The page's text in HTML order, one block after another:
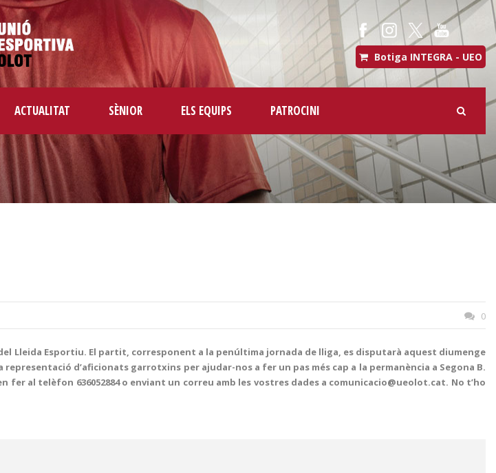
Botiga INTEGRA - UEO
ACTUALITAT SÈNIOR ELS EQUIPS PATROCINI
0
Lleida Esportiu. El partit, corresponent a la penúltima jornada de lliga, es disputarà aquest diumenge
d’aficionats garrotxins per ajudar-nos a fer un pas més cap a la permanència a Segona B.
fer al telèfon 636052884 o enviant un correu amb les vostres dades a comunicacio@ueolot.cat. No t’ho